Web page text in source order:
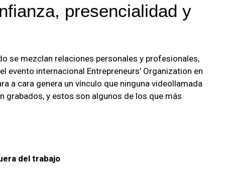
presencialidad y
se mezclan relaciones personales y profesionales,
internacional Entrepreneurs’ Organization en
a cara genera un vínculo que ninguna videollamada
grabados, y estos son algunos de los que más
del trabajo